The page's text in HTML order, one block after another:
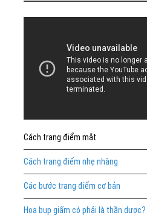
Cách trang điểm mắt
Cách trang điểm nhẹ nhàng
Các bước trang điểm cơ bản
Hoa bụp giấm có phải là thần dược?